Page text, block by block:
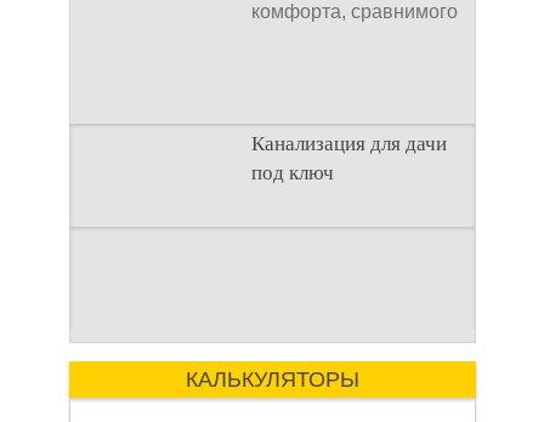
комфорта, сравнимого
Канализация для дачи
под ключ
Современный
отсутствие
где каждая деталь
имеет значение.
КАЛЬКУЛЯТОРЫ